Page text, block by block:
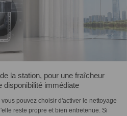
la station, pour une fraîcheur
disponibilité immédiate
pouvez choisir d'activer le nettoyage
reste propre et bien entretenue. Si